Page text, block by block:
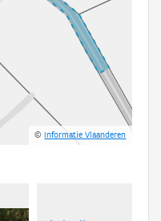
©Informatie Vlaanderen